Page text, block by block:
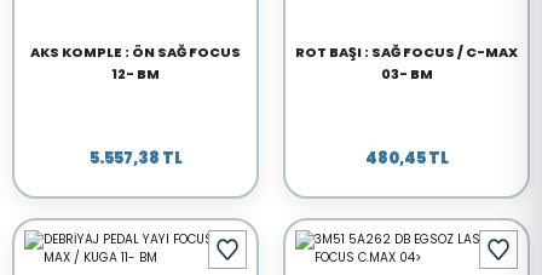
AKS KOMPLE : ÖN SAĞ FOCUS
12- BM
5.557,38 TL
ROT BAŞI : SAĞ FOCUS / C-MAX
03- BM
480,45 TL